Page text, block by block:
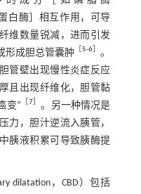
蛋白酶］相互作用，可导
维数量锐减，进而引发
形成胆总管囊肿
［5-6］ 。
管壁出现慢性炎症反应
且出现纤维化，胆管黏
变” ［7］ 。另一种情况是
力，胆汁逆流入胰管，
胰液积累可导致胰酶提
dilatation，CBD）包括